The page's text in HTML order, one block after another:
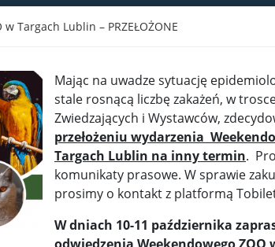
... Nieznane tajemnice Powstania
... Donald Trump zaostrza wojnę celną z
... Demokraci uczą się nowego języka. Wzorują
... Sondaż: Czy Powstanie Warszawskie było
... Wanda Traczyk-Stawska: Szczucie dziś na
...
Targach Lublin – PRZEŁOŻONE
Mając na uwadze sytuację
stale rosnącą liczbę zakażeń, w
Zwiedzających i Wystawców,
przełożeniu wydarzenia
Targach Lublin na inny termin.
komunikaty prasowe. W sprawie
prosimy o kontakt z platformą
W dniach 10-11 października